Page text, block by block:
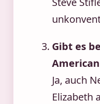
Gibt es
Ja, auch
Elizabeth